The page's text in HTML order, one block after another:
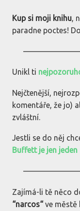
Kup si moji knihu,
paradne poctes!
Unikl ti
Nejčtenější,
komentáře, že jo)
zvláštní.
Jestli se do něj
Buffett je jen jeden
Zajímá-li tě něco
“narcos“ve městě